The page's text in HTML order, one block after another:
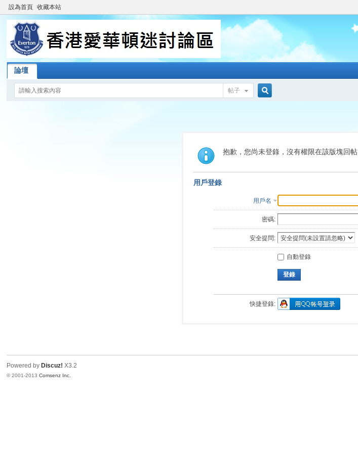
設為首頁 收藏本站
論壇
帖子
索
抱歉，您尚未登錄，沒有權限在該版塊回帖
用戶登錄
用戶名
密碼:
安全提問:
自動登錄
登錄
快捷登錄:
Powered by Discuz! X3.2
© 2001-2013Comsenz Inc.